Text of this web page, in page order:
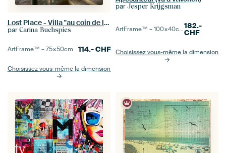
Lost Place - Villa "au coin de la rue
par Carina Buchspies
ArtFrame™ –75×50cm 114.-CHF
Choisissez vous-même la dimension
par Jesper Krijgsman
ArtFrame™ –100×40cm 182.-
CHF
Choisissez vous-même la dimension